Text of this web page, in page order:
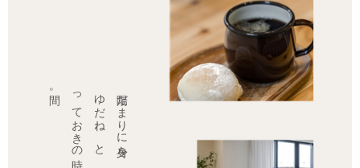
陽だ
ま
り
に
身を
ゆ
だ
ね
、
と
っ
て
お
き
の
時
間。